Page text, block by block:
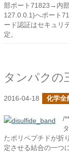
部ポート71823→内
127.0.0.1)へポート
ード認証はセキュリ
定。
タンパクの
2016-04-18 化学全
/**
たポリペプチドが折
定させる結合の一つ